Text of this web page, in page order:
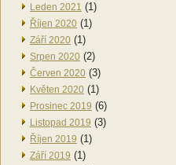
Leden 2021 (1)
Říjen 2020 (1)
Září 2020 (1)
Srpen 2020 (2)
Červen 2020 (3)
Květen 2020 (1)
Prosinec 2019 (6)
Listopad 2019 (3)
Říjen 2019 (1)
Září 2019 (1)